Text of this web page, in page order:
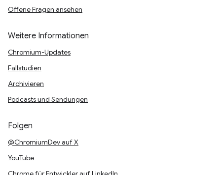
Offene Fragen ansehen
Weitere Informationen
Chromium-Updates
Fallstudien
Archivieren
Podcasts und Sendungen
Folgen
@ChromiumDev auf X
YouTube